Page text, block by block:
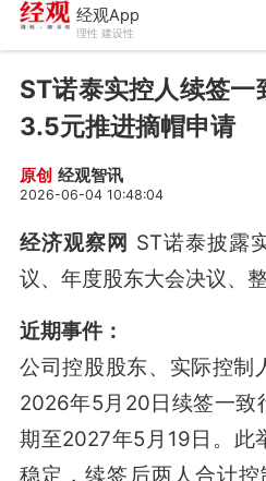
经观App
理性 建设性
ST诺泰实控人续签
3.5元推进摘帽申请
原创 经观智讯
2026-06-04 10:48:04
经济观察网 ST诺泰披露
议、年度股东大会决议、
近期事件：
公司控股股东、实际控制
2026年5月20日续签一致
期至2027年5月19日 。此
稳定，续签后两人合计